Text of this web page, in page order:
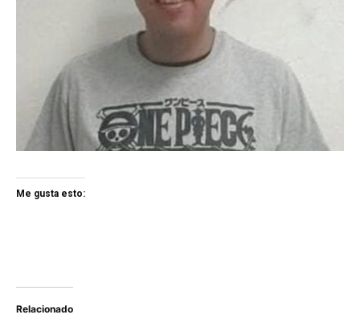
Me gusta esto:
Relacionado